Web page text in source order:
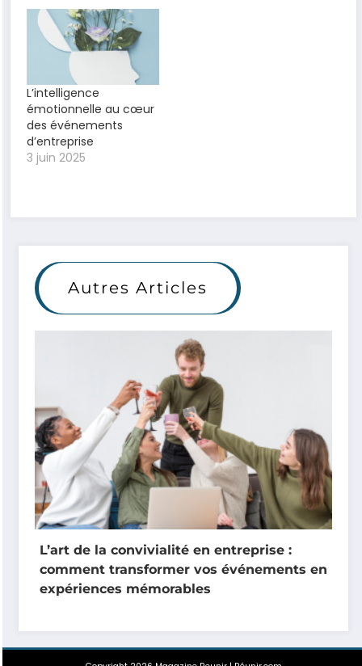
L’intelligence
émotionnelle au cœur
des événements
d’entreprise
3 juin 2025
Autres Articles
L’art de la convivialité en entreprise :
comment transformer vos événements en
expériences mémorables